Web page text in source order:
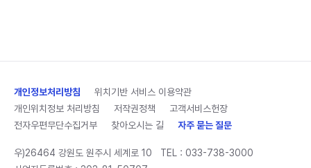
개인정보처리방침
위치기반 서비스 이용약관
개인위치정보 처리방침
저작권정책
고객서비스헌장
전자우편무단수집거부
찾아오시는 길 자주 묻는 질문
우)26464 강원도 원주시 세계로 10 TEL : 033-738-3000